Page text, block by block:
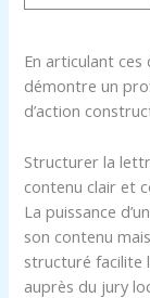
En articulant
démontre un
d’action
Structurer la
contenu clair et
La puissance
son contenu
structuré facilite
auprès du jury